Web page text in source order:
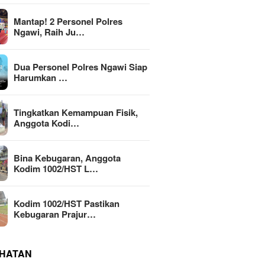
Mantap! 2 Personel Polres
Ngawi, Raih Ju…
Dua Personel Polres Ngawi Siap
Harumkan …
Tingkatkan Kemampuan Fisik,
Anggota Kodi…
Bina Kebugaran, Anggota
Kodim 1002/HST L…
Kodim 1002/HST Pastikan
Kebugaran Prajur…